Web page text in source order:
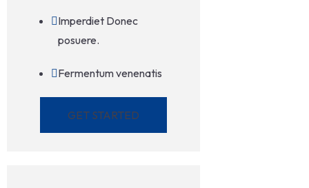
Imperdiet Donec
posuere.
Fermentum venenatis
GET STARTED